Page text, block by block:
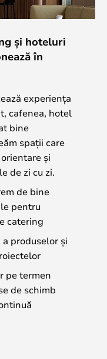
și hoteluri
în
experiența
cafenea, hotel
bine
spații care
și
de zi cu zi.
de bine
pentru
catering
produselor și
pe termen
de schimb